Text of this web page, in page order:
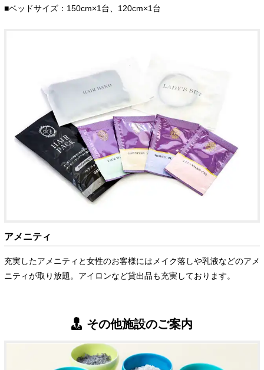
■ベッドサイズ：150cm×1台、120cm×1台
アメニティ
充実したアメニティと女性のお客様にはメイク落しや乳液などのアメ
ニティが取り放題。アイロンなど貸出品も充実しております。
その他施設のご案内